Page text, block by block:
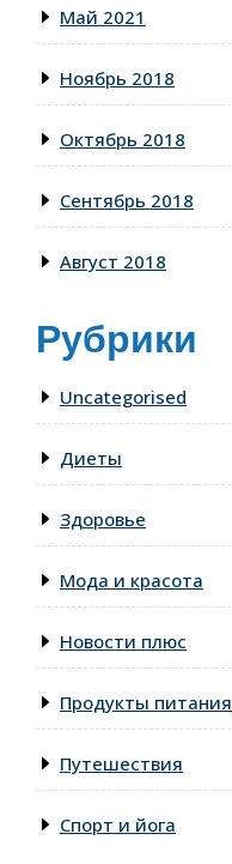
Май 2021
Ноябрь 2018
Октябрь 2018
Сентябрь 2018
Август 2018
Рубрики
Uncategorised
Диеты
Здоровье
Мода и красота
Новости плюс
Продукты питания
Путешествия
Спорт и йога